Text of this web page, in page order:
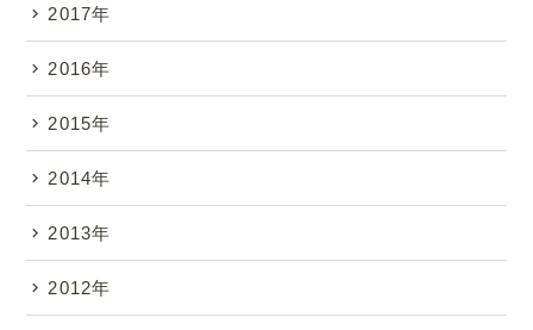
2017年
2016年
2015年
2014年
2013年
2012年